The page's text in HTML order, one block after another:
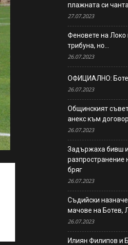
плажната си чанта
27.07.2023
Феновете на Локо
трибуна, но…
26.07.2023
ОФИЦИАЛНО:
26.07.2023
Общинският
анекс към
26.07.2023
Задържаха бивш
разпространение
бряг
26.07.2023
Съдийски
мачове на Ботев,
26.07.2023
Илиян Филипов и